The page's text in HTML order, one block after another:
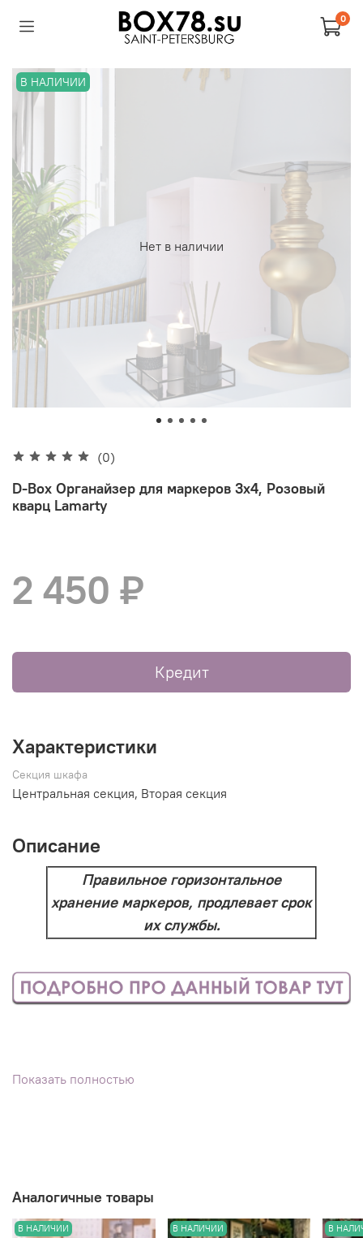
0
Нет в наличии
В НАЛИЧИИ
(0)
D-Box Органайзер для маркеров 3х4, Розовый
кварц Lamarty
2 450 ₽
Кредит
Характеристики
Секция шкафа
Центральная секция, Вторая секция
Описание
Правильное горизонтальное
хранение маркеров, продлевает срок
их службы.
Посмотреть образец данного материала цвета
Показать полностью
Аналогичные товары
В НАЛИЧИИ
В НАЛИЧИИ
В